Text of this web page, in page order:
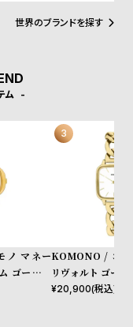
「レトロフューチャ
」のなかに、時代性を
世界のブランドを探す
ム
ノ マネー
ゴールド
KOMONO / コ
リヴォルト ゴール
¥20,900(税込)